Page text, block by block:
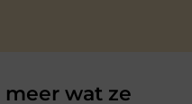
wat ze